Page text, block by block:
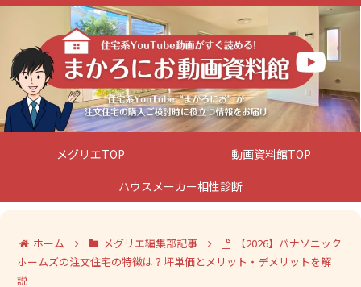
メグリエTOP
動画資料館TOP
ハウスメーカー相性診断
ホーム メグリエ編集部記事
【2026】パナソニック
ホームズの注文住宅の特徴は？坪単価とメリット・デメリットを解
説